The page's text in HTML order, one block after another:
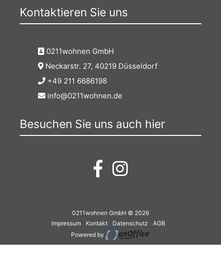
Kontaktieren Sie uns
0211wohnen GmbH
Neckarstr. 27, 40219 Düsseldorf
+49 211 6686198
info@0211wohnen.de
Besuchen Sie uns auch hier
0211wohnen GmbH © 2026
Impressum
Kontakt Datenschutz
AGB
Powered by